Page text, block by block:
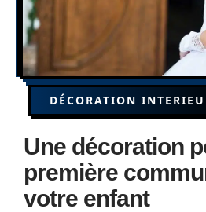
DÉCORATION
Une décoration
première
votre enfant